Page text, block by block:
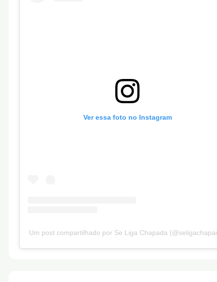
Ver essa foto no Instagram
Um post compartilhado por Se Liga Chapada